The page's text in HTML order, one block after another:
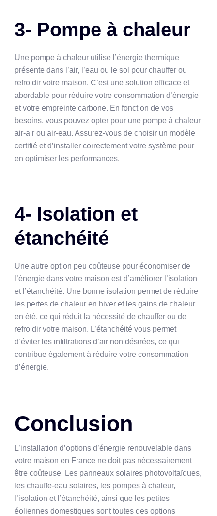
3- Pompe à chaleur
Une pompe à chaleur utilise l’énergie thermique
présente dans l’air, l’eau ou le sol pour chauffer ou
refroidir votre maison. C’est une solution efficace et
abordable pour réduire votre consommation d’énergie
et votre empreinte carbone. En fonction de vos
besoins, vous pouvez opter pour une pompe à chaleur
air-air ou air-eau. Assurez-vous de choisir un modèle
certifié et d’installer correctement votre système pour
en optimiser les performances.
4- Isolation et
étanchéité
Une autre option peu coûteuse pour économiser de
l’énergie dans votre maison est d’améliorer l’isolation
et l’étanchéité. Une bonne isolation permet de réduire
les pertes de chaleur en hiver et les gains de chaleur
en été, ce qui réduit la nécessité de chauffer ou de
refroidir votre maison. L’étanchéité vous permet
d’éviter les infiltrations d’air non désirées, ce qui
contribue également à réduire votre consommation
d’énergie.
Conclusion
L’installation d’options d’énergie renouvelable dans
votre maison en France ne doit pas nécessairement
être coûteuse. Les panneaux solaires photovoltaïques,
les chauffe-eau solaires, les pompes à chaleur,
l’isolation et l’étanchéité, ainsi que les petites
éoliennes domestiques sont toutes des options